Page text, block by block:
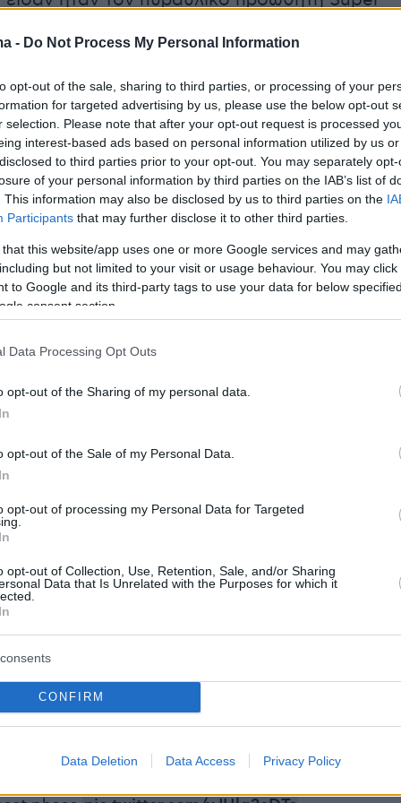
- Do Not Process My Personal Information
opt-out of the sale, sharing to third parties, or processing of your
for targeted advertising by us, please use the below opt-out
selection. Please note that after your opt-out request is processed
interest-based ads based on personal information utilized by us
to third parties prior to your opt-out. You may separately
of your personal information by third parties on the IAB’s list of
This information may also be disclosed by us to third parties on the
Participants that may further disclose it to other third parties.
that this website/app uses one or more Google services and may
but not limited to your visit or usage behaviour. You may
to Google and its third-party tags to use your data for below
consent section.
Data Processing Opt Outs
opt-out of the Sharing of my personal data.
opt-out of the Sale of my Personal Data.
opt-out of processing my Personal Data for Targeted
opt-out of Collection, Use, Retention, Sale, and/or Sharing
Data that Is Unrelated with the Purposes for which it
CONFIRM
Data Deletion Data Access Privacy Policy
επιστρέφει στο σημείο της εκτόξευσης του,
«chopstick» που είχαν
εκτόξευσης, οπως έγινε πριν από ένα μήνα.
loved today’s launch 🚀.
axR5Pg0h2l
Mask (@maskedoccult)November 19,
στον Κόλπο του Μεξικού.
initiates its landing burn and softly splashes
November 19, 2024
σε τροχιά για περίπου μια ώρα και
στον Ινδικό Ωκεανό, στα ανοιχτά της